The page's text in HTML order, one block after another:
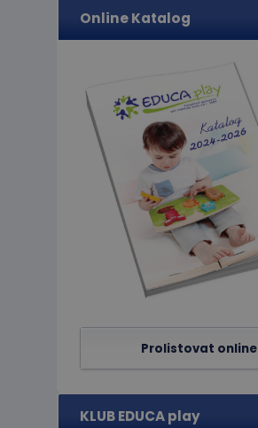
Online Katalog
Prolistovat online
KLUB EDUCA play